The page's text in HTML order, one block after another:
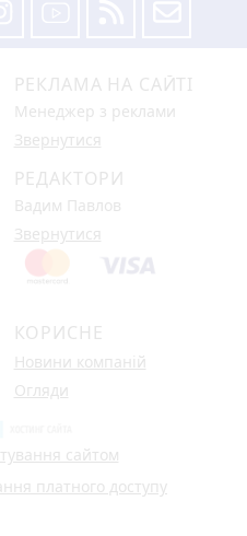
РЕКЛАМА НА САЙТІ
Менеджер з реклами
Звернутися
РЕДАКТОРИ
Вадим Павлов
Звернутися
КОРИСНЕ
Новини компаній
Огляди
сайтом
платного доступу